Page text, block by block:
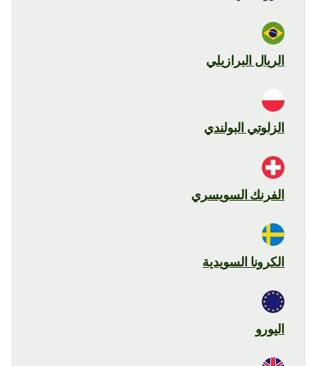
الريال البرازيلي
الزلوتي البولندي
الفرنك السويسري
الكرونا السويدية
اليورو